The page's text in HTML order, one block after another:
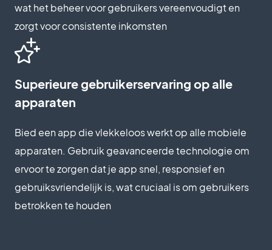
wat het beheer voor gebruikers vereenvoudigt en
zorgt voor consistente inkomsten
Superieure gebruikerservaring op alle
apparaten
Bied een app die vlekkeloos werkt op alle mobiele
apparaten. Gebruik geavanceerde technologie om
ervoor te zorgen dat je app snel, responsief en
gebruiksvriendelijk is, wat cruciaal is om gebruikers
betrokken te houden